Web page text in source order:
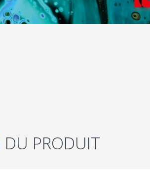
DU PRODUIT